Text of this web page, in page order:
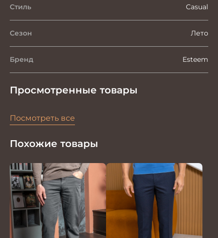
Стиль Casual
Сезон Лето
Бренд Esteem
Просмотренные товары
Посмотреть все
Похожие товары